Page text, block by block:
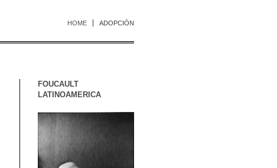
HOME ADOPCIÓN
FOUCAULT
LATINOAMERICA